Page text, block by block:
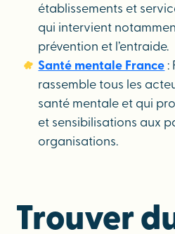
établissements et
qui intervient
prévention et l’entraide.
Santé mentale France :
rassemble tous les
santé mentale et qui
et sensibilisations aux
organisations.
Trouver